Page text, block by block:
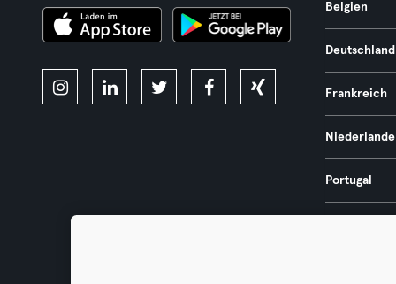
Belgien
Deutschland
Frankreich
Niederlande
Portugal